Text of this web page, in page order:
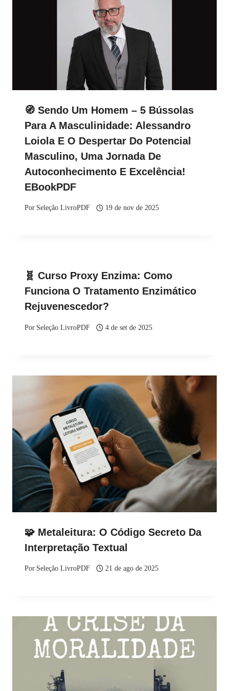
🧭 Sendo Um Homem – 5 Bússolas
Para A Masculinidade: Alessandro
Loiola E O Despertar Do Potencial
Masculino, Uma Jornada De
Autoconhecimento E Excelência!
EBookPDF
Por Seleção LivroPDF 19 de nov de 2025
🧬 Curso Proxy Enzima: Como
Funciona O Tratamento Enzimático
Rejuvenescedor?
Por Seleção LivroPDF 4 de set de 2025
🧩 Metaleitura: O Código Secreto Da
Interpretação Textual
Por Seleção LivroPDF 21 de ago de 2025